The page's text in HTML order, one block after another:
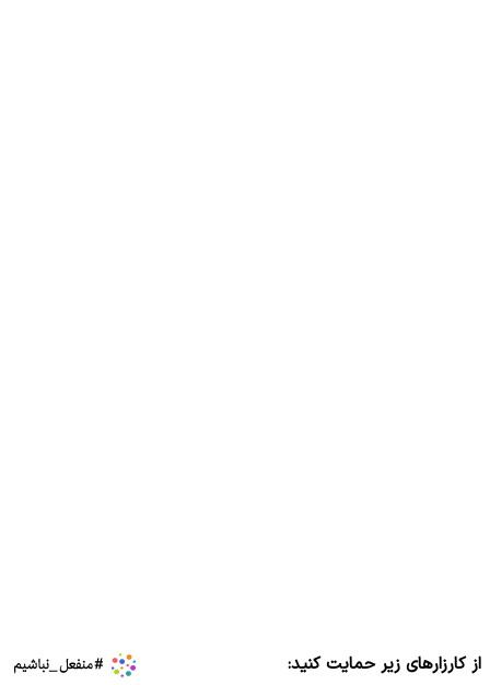
از کارزارهای زیر حمایت کنید: